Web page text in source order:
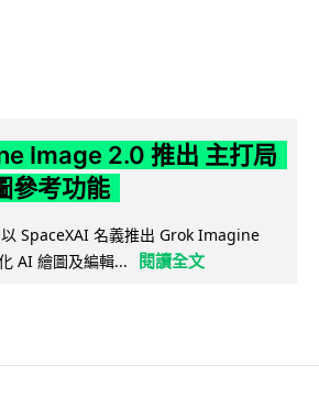
Image 2.0 推出 主打局
參考功能
SpaceXAI 名義推出 Grok Imagine
AI 繪圖及編輯...
閱讀全文